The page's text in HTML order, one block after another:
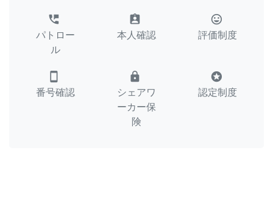
perm_phone_msg
パトロー
ル
assignment_ind
本人確認
tag_faces
評価制度
smartphone
番号確認
lock
シェアワ
ーカー保
険
stars
認定制度